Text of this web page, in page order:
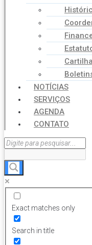
NOTÍCIAS
SERVIÇOS
AGENDA
CONTATO
Exact matches only
Search in title